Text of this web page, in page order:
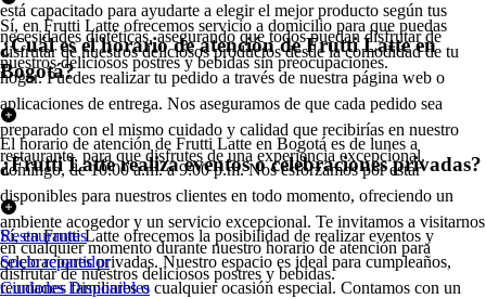
está capacitado para ayudarte a elegir el mejor producto según tus
necesidades dietéticas, asegurando que todos puedan disfrutar de
nuestros deliciosos postres y bebidas sin preocupaciones.
Sí, en Frutti Latte ofrecemos servicio a domicilio para que puedas
disfrutar de nuestros deliciosos productos desde la comodidad de tu
hogar. Puedes realizar tu pedido a través de nuestra página web o
aplicaciones de entrega. Nos aseguramos de que cada pedido sea
preparado con el mismo cuidado y calidad que recibirías en nuestro
restaurante, para que disfrutes de una experiencia excepcional.
¿Cuál es el horario de atención de Frutti Latte en
Bogotá?
El horario de atención de Frutti Latte en Bogotá es de lunes a
domingo, de 10:00 a.m. a 9:00 p.m. Nos esforzamos por estar
disponibles para nuestros clientes en todo momento, ofreciendo un
ambiente acogedor y un servicio excepcional. Te invitamos a visitarnos
en cualquier momento durante nuestro horario de atención para
disfrutar de nuestros deliciosos postres y bebidas.
¿Frutti Latte realiza eventos o celebraciones privadas?
Sí, en Frutti Latte ofrecemos la posibilidad de realizar eventos y
celebraciones privadas. Nuestro espacio es ideal para cumpleaños,
reuniones familiares o cualquier ocasión especial. Contamos con un
Restaurantes
Socio repartidor
Ciudades Disponibles